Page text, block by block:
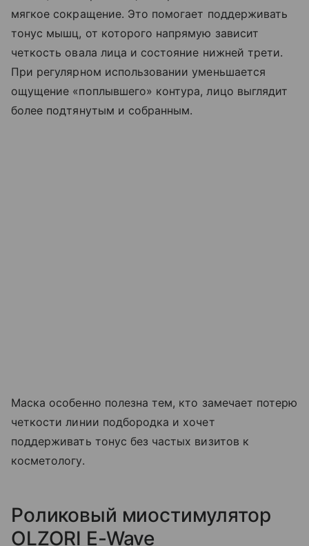
мягкое сокращение. Это помогает поддерживать
тонус мышц, от которого напрямую зависит
четкость овала лица и состояние нижней трети.
При регулярном использовании уменьшается
ощущение «поплывшего» контура, лицо выглядит
более подтянутым и собранным.
Маска особенно полезна тем, кто замечает потерю
четкости линии подбородка и хочет
поддерживать тонус без частых визитов к
косметологу.
Роликовый миостимулятор
OLZORI E-Wave